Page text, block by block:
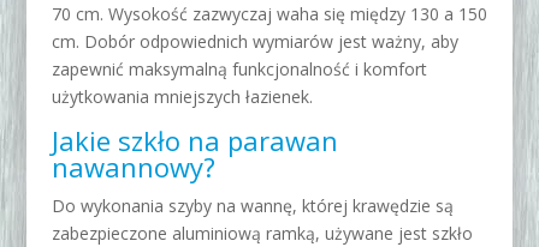
70 cm. Wysokość zazwyczaj waha się między 130 a 150
cm. Dobór odpowiednich wymiarów jest ważny, aby
zapewnić maksymalną funkcjonalność i komfort
użytkowania mniejszych łazienek.
Jakie szkło na parawan
nawannowy?
Do wykonania szyby na wannę, której krawędzie są
zabezpieczone aluminiową ramką, używane jest szkło